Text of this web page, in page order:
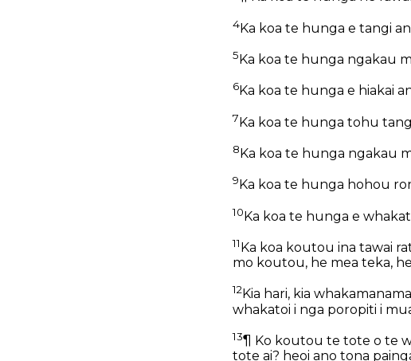
4Ka koa te hunga e tangi
5 Ka koa te hunga ngakau
6Ka koa te hunga e hiakai
7Ka koa te hunga tohu
8 Ka koa te hunga ngakau
9 Ka koa te hunga hohou
10Ka koa te hunga e
11 Ka koa koutou ina tawai
mo koutou, he mea teka,
12Kia hari, kia
whakatoi i nga poropiti i
13¶ Ko koutou te tote o te
tote ai? heoi ano tona